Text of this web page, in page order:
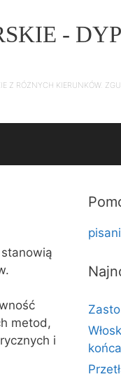
-
Z RÓŻNYCH KIERUNKÓW.
metod,
i